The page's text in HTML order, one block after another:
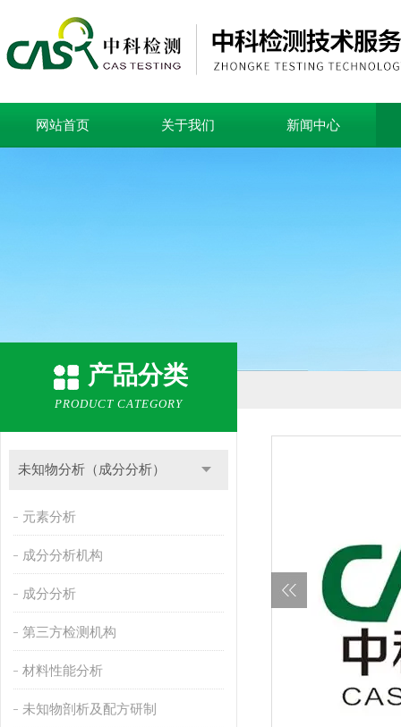
网站首页 关于我们 新闻中心
产品分类
PRODUCT CATEGORY
未知物分析（成分分析）
元素分析
成分分析机构
成分分析
第三方检测机构
材料性能分析
未知物剖析及配方研制